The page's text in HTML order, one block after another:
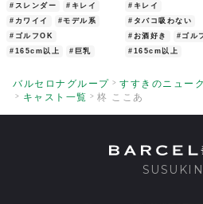
#スレンダー
#キレイ
#カワイイ
#モデル系
#ゴルフOK
#165cm以上
#巨乳
#キレイ
#タバコ吸わない
#お酒好き
#ゴル
#165cm以上
バルセロナグループ
すすきのニュー
キャスト一覧
柊 ここあ